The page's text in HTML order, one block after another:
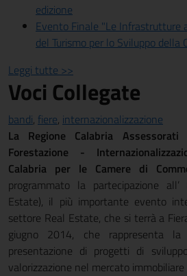
edizione
Evento Finale "Le Infrastrutture
del Turismo per lo Sviluppo della
Leggi tutte >>
Voci Collegate
bandi, fiere, internazionalizzazione
La Regione Calabria
Forestazione -
Calabria per le Camere di
programmato la partecipazione
Estate), il più importante evento
settore Real Estate, che si terrà a
giugno 2014, che rappresenta
presentazione di progetti di
valorizzazione nel mercato immobiliare